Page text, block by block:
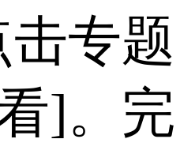
专题
]。完